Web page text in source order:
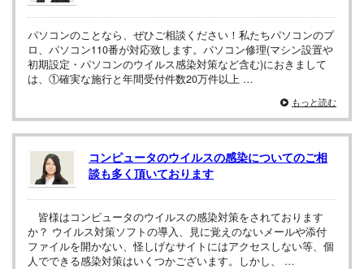
パソコンのことなら、ぜひご相談ください！私たちパソコンのプ
ロ、パソコン110番が対応致します。パソコン修理(マシン設置や
初期設定・パソコンのウイルス感染対策など含む)におきまして
は、①確実な施行と年間受付件数20万件以上 …
もっと読む
コンピュータのウイルスの感染についてのご相
談も多く頂いております
皆様はコンピュータのウイルスの感染対策をされております
か？ ウイルス対策ソフトの導入、見に覚えのないメールや添付
ファイルを開かない、怪しげなサイトにはアクセスしない等、個
人でできる感染対策はいくつかございます。しかし、 …